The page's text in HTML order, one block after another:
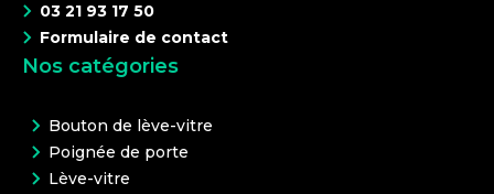
03 21 93 17 50
Formulaire de contact
Nos catégories
Bouton de lève-vitre
Poignée de porte
Lève-vitre